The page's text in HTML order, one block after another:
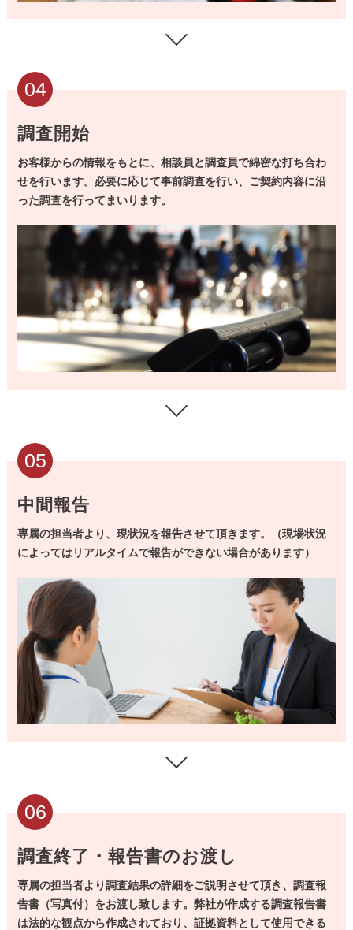
調査開始
お客様からの情報をもとに、相談員と調査員で綿密な打ち合わ
せを行います。 必要に応じて事前調査を行い、ご契約内容に沿
った調査を行ってまいります。
04
中間報告
専属の担当者より、現状況を報告させて頂きます。（現場状況
によってはリアルタイムで報告ができない場合があります）
05
調査終了・報告書のお渡し
専属の担当者より調査結果の詳細をご説明させて頂き、調査報
告書（写真付）をお渡し致します。弊社が作成する調査報告書
は法的な観点から作成されており、証拠資料として使用できる
06